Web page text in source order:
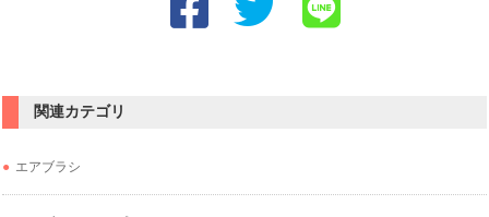
関連カテゴリ
エアブラシ